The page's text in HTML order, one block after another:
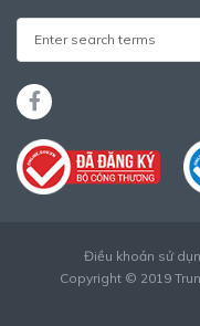
Điều khoản sử
Copyright © 2019